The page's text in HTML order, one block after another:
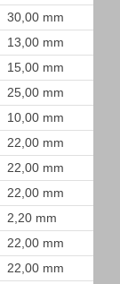
30,00 mm
13,00 mm
15,00 mm
25,00 mm
10,00 mm
22,00 mm
22,00 mm
22,00 mm
2,20 mm
22,00 mm
22,00 mm